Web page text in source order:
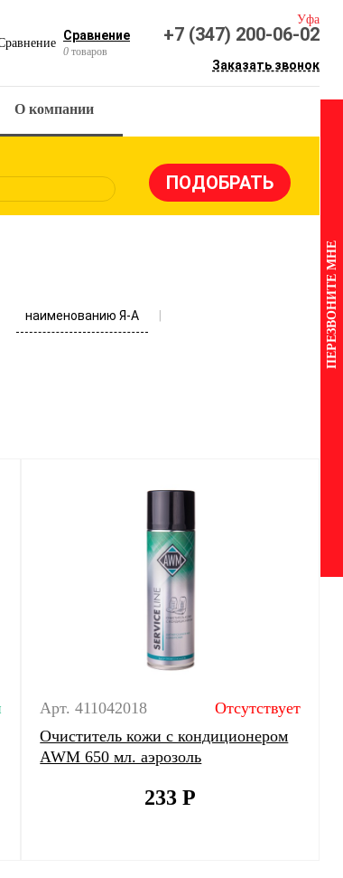
Сравнение
0 товаров
Уфа
+7 (347) 200-06-02
Заказать звонок
О компании
наименованию Я-А
Арт. 411042018
Отсутствует
Очиститель кожи с кондиционером
AWM 650 мл. аэрозоль
233Р
ПЕРЕЗВОНИТЕ МНЕ